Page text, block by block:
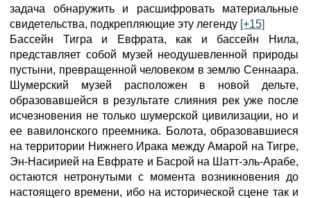
задача обнаружить и расшифровать материальные
свидетельства, подкрепляющие эту легенду [+15]
Бассейн Тигра и Евфрата, как и бассейн Нила,
представляет собой музей неодушевленной природы
пустыни, превращенной человеком в землю Сеннаара.
Шумерский музей расположен в новой дельте,
образовавшейся в результате слияния рек уже после
исчезновения не только шумерской цивилизации, но и
ее вавилонского преемника. Болота, образовавшиеся
на территории Нижнего Ирака между Амарой на Тигре,
Эн-Насирией на Евфрате и Басрой на Шатт-эль-Арабе,
остаются нетронутыми с момента возникновения до
настоящего времени, ибо на исторической сцене так и